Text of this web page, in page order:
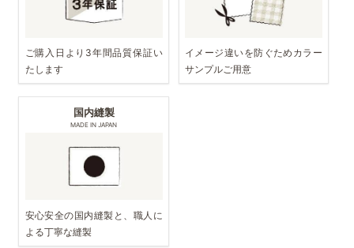
ご購入日より3年間品質保証い
たします
イメージ違いを防ぐためカラー
サンプルご用意
国内縫製
MADE IN JAPAN
安心安全の国内縫製と、職人に
よる丁寧な縫製